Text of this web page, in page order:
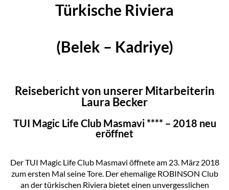
Türkische Riviera
(Belek – Kadriye)
Reisebericht von unserer Mitarbeiterin
Laura Becker
TUI Magic Life Club Masmavi **** – 2018 neu
eröffnet
Der TUI Magic Life Club Masmavi öffnete am 23. März 2018
zum ersten Mal seine Tore. Der ehemalige ROBINSON Club
an der türkischen Riviera bietet einen unvergesslichen